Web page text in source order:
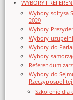
WYBORY I
Wybory sołtysa
2029
Wybory
Wybory
Wybory do
Wybory
Referendum
Wybory do
Szkolenie dla